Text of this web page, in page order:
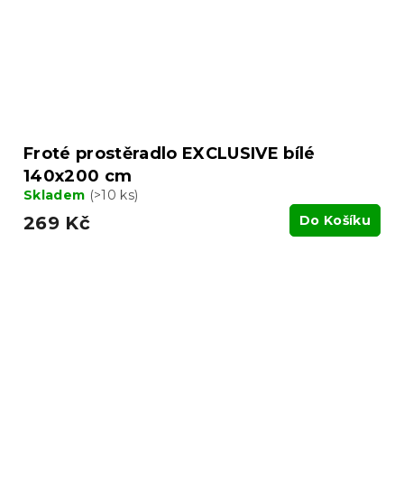
Froté prostěradlo EXCLUSIVE bílé
140x200 cm
Skladem (>10 ks)
269 Kč Do Košíku